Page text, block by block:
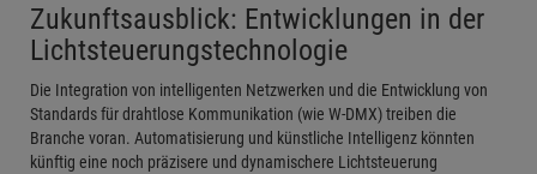
Zukunftsausblick: Entwicklungen in der
Lichtsteuerungstechnologie
Die Integration von intelligenten Netzwerken und die Entwicklung von
Standards für drahtlose Kommunikation (wie W-DMX) treiben die
Branche voran. Automatisierung und künstliche Intelligenz könnten
künftig eine noch präzisere und dynamischere Lichtsteuerung